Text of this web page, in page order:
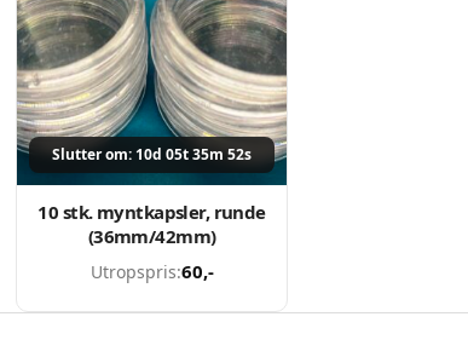
Slutter om: 10d 05t 35m 52s
10 stk. myntkapsler, runde
(36mm/42mm)
Utropspris:60,-